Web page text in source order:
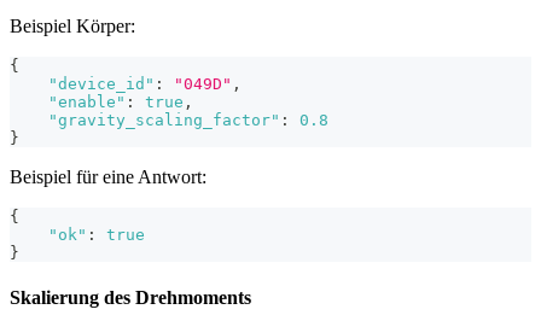
Beispiel Körper:
{
"device_id" : "049D" ,
"enable" : true ,
"gravity_scaling_factor" :
0.8
}
Beispiel für eine Antwort:
{
"ok" :
true
}
Skalierung des Drehmoments